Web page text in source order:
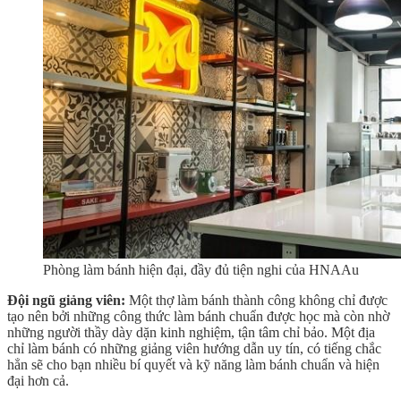
Phòng làm bánh hiện đại, đầy đủ tiện nghi của HNAAu
Đội ngũ giảng viên: Một thợ làm bánh thành công không chỉ được
tạo nên bởi những công thức làm bánh chuẩn được học mà còn nhờ
những người thầy dày dặn kinh nghiệm, tận tâm chỉ bảo. Một địa
chỉ làm bánh có những giảng viên hướng dẫn uy tín, có tiếng chắc
hẳn sẽ cho bạn nhiều bí quyết và kỹ năng làm bánh chuẩn và hiện
đại hơn cả.